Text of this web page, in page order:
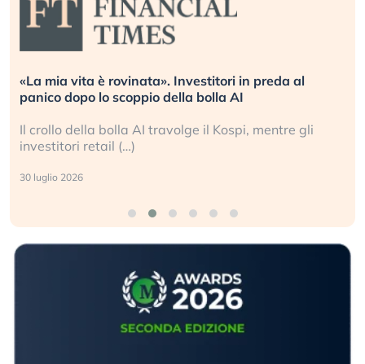
«La mia vita è rovinata». Investitori in preda al
panico dopo lo scoppio della bolla AI
Il crollo della bolla AI travolge il Kospi, mentre gli
investitori retail (…)
30 luglio 2026